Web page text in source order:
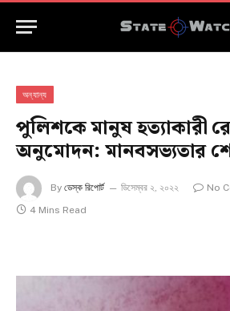
অন্যান্য
পুলিশকে মানুষ হত্যাকারী
অনুমোদন: মানবসভ্যতার
By ডেস্ক রিপোর্ট ডিসেম্বর ২, ২০২২
No
4 Mins Read